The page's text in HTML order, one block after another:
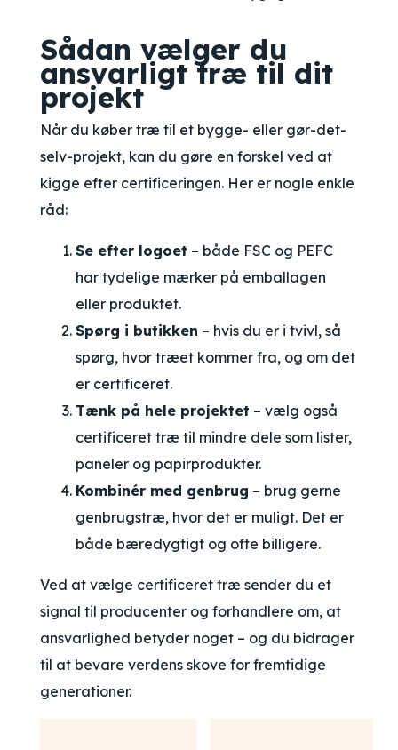
Sådan vælger du
ansvarligt træ til dit
projekt
Når du køber træ til et bygge- eller gør-det-
selv-projekt, kan du gøre en forskel ved at
kigge efter certificeringen. Her er nogle enkle
råd:
Se efter logoet – både FSC og PEFC
har tydelige mærker på emballagen
eller produktet.
Spørg i butikken – hvis du er i tvivl, så
spørg, hvor træet kommer fra, og om det
er certificeret.
Tænk på hele projektet – vælg også
certificeret træ til mindre dele som lister,
paneler og papirprodukter.
Kombinér med genbrug – brug gerne
genbrugstræ, hvor det er muligt. Det er
både bæredygtigt og ofte billigere.
Ved at vælge certificeret træ sender du et
signal til producenter og forhandlere om, at
ansvarlighed betyder noget – og du bidrager
til at bevare verdens skove for fremtidige
generationer.